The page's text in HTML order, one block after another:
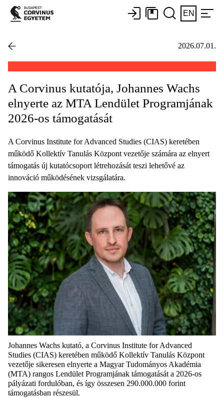
EN
2026.07.01.
A Corvinus kutatója, Johannes Wachs
elnyerte az MTA Lendület Programjának
2026-os támogatását
A Corvinus Institute for Advanced Studies (CIAS) keretében
működő Kollektív Tanulás Központ vezetője számára az elnyert
támogatás új kutatócsoport létrehozását teszi lehetővé az
innováció működésének vizsgálatára.
Johannes Wachs kutató, a Corvinus Institute for Advanced
Studies (CIAS) keretében működő Kollektív Tanulás Központ
vezetője sikeresen elnyerte a Magyar Tudományos Akadémia
(MTA) rangos Lendület Programjának támogatását a 2026-os
pályázati fordulóban, és így összesen 290.000.000 forint
támogatásban részesül.